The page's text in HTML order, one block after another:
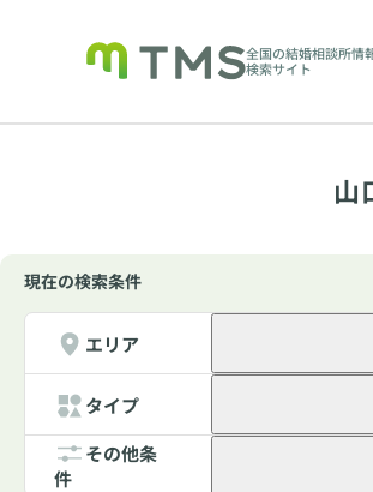
全国の結婚相談所情
検索サイト
山
現在の検索条件
エリア
タイプ
その他条
件